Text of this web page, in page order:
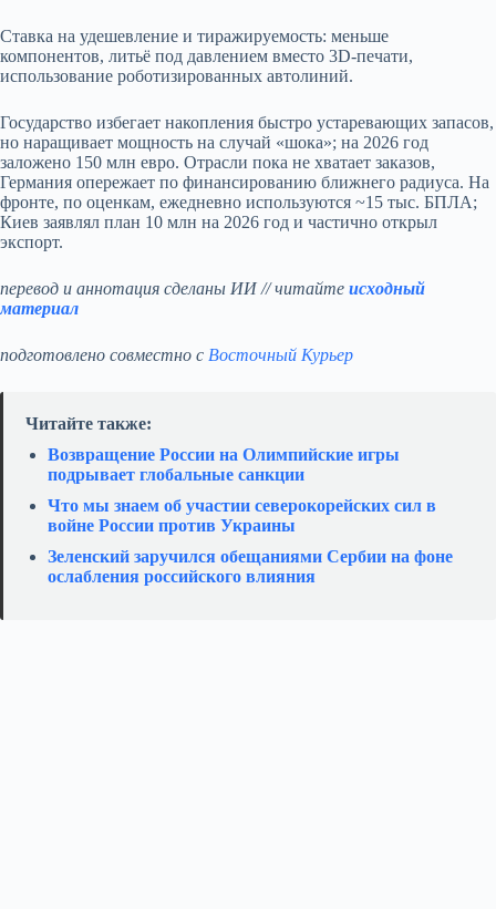
Ставка на удешевление и тиражируемость: меньше
компонентов, литьё под давлением вместо 3D‑печати,
использование роботизированных автолиний.
Государство избегает накопления быстро устаревающих запасов,
но наращивает мощность на случай «шока»; на 2026 год
заложено 150 млн евро. Отрасли пока не хватает заказов,
Германия опережает по финансированию ближнего радиуса. На
фронте, по оценкам, ежедневно используются ~15 тыс. БПЛА;
Киев заявлял план 10 млн на 2026 год и частично открыл
экспорт.
перевод и аннотация сделаны ИИ // читайте исходный
материал
подготовлено совместно с Восточный Курьер
Читайте также:
Возвращение России на Олимпийские игры
подрывает глобальные санкции
Что мы знаем об участии северокорейских сил в
войне России против Украины
Зеленский заручился обещаниями Сербии на фоне
ослабления российского влияния